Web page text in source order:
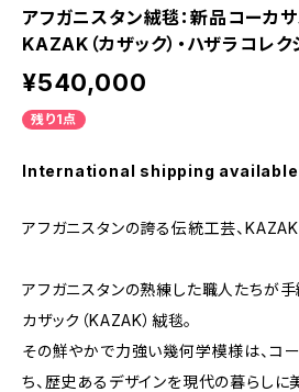
アフガニスタン絨毯：新品コーカ
KAZAK（カザック）・ハザラコレク
¥540,000
残り1点
International shipping available
アフガニスタンの誇る伝統工芸、KAZAK
アフガニスタンの熟練した職人たちが
カザック（KAZAK）絨毯。
その鮮やかで力強い幾何学模様は、コ
ち、歴史あるデザインを現代の暮らしに